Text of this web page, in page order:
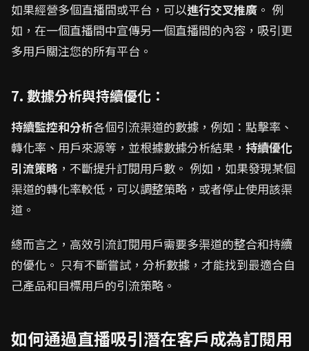
如果經營多個直播間或平台，可以進行交叉推廣 。 例
如，在一個直播間中宣傳另一個直播間的內容，吸引更
多用戶關注您的所有平台。
7. 數據分析與持續優化：
持續監控和分析各個引流渠道的數據，例如：點擊率、
轉化率、用戶來源等，並根據數據分析結果， 持續優化
引流策略 ，不斷提升訂閱用戶數。 例如，如果發現某個
渠道的轉化率較低，可以調整策略，或者停止使用該渠
道。
總而言之，高效引流訂閱用戶需要多渠道的整合和持續
的優化。 只有不斷嘗試，分析數據，才能找到最適合自
己產品和目標用戶的引流策略。
如何通過直播吸引潛在客戶成為訂閱用